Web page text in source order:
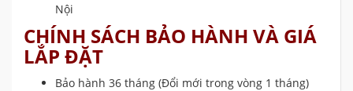
Nội
CHÍNH SÁCH BẢO HÀNH VÀ GIÁ
LẮP ĐẶT
Bảo hành 36 tháng (Đổi mới trong vòng 1 tháng)